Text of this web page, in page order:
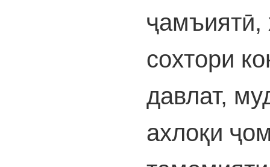
ҷамъиятӣ,
сохтори
давлат,
ахлоқи